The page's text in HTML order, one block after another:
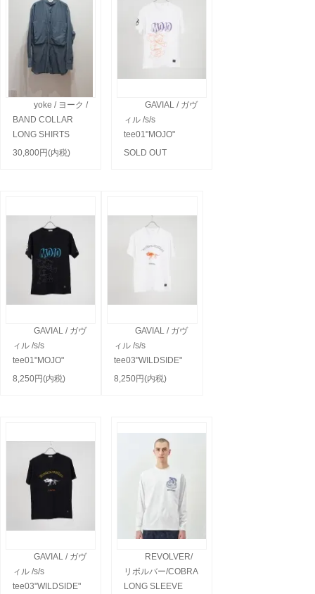
yoke / ヨーク /
BAND COLLAR
LONG SHIRTS
30,800円(内税)
GAVIAL / ガヴ
ィル /s/s
tee01"MOJO"
SOLD OUT
GAVIAL / ガヴ
ィル /s/s
tee01"MOJO"
8,250円(内税)
GAVIAL / ガヴ
ィル /s/s
tee03"WILDSIDE"
8,250円(内税)
GAVIAL / ガヴ
ィル /s/s
tee03"WILDSIDE"
REVOLVER/
リボルバー/COBRA
LONG SLEEVE